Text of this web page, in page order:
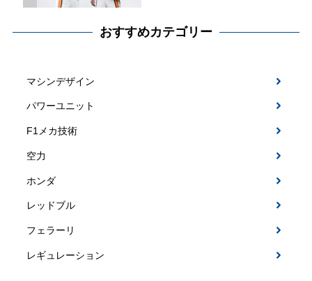
おすすめカテゴリー
マシンデザイン
パワーユニット
F1メカ技術
空力
ホンダ
レッドブル
フェラーリ
レギュレーション